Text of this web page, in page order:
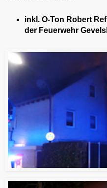
inkl. O-Ton Robert
der Feuerwehr